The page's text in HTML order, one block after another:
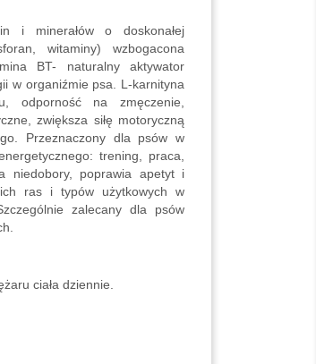
i minerałów o doskonałej
witaminy) wzbogacona
BT- naturalny aktywator
w organiźmie psa. L-karnityna
odporność na zmęczenie,
zwiększa siłę motoryczną
Przeznaczony dla psów w
trening, praca,
niedobory, poprawia apetyt i
ras i typów użytkowych w
zalecany dla psów
ciała dziennie.